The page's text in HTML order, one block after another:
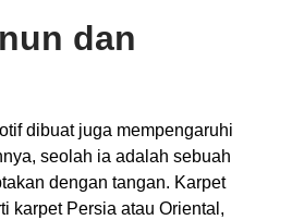
dan
dibuat juga mempengaruhi
seolah ia adalah sebuah
dengan tangan. Karpet
karpet Persia atau Oriental,